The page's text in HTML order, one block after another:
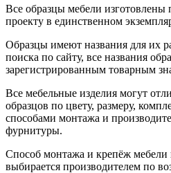
Все образцы мебели
проекту в единственном
Образцы имеют названия для их
поиска по сайту, все названия
зарегистрированным товарным
Все мебельные изделия могут
образцов по цвету, размеру,
способами монтажа и
фурнитуры.
Способ монтажа и крепёж мебели
выбирается производителем по